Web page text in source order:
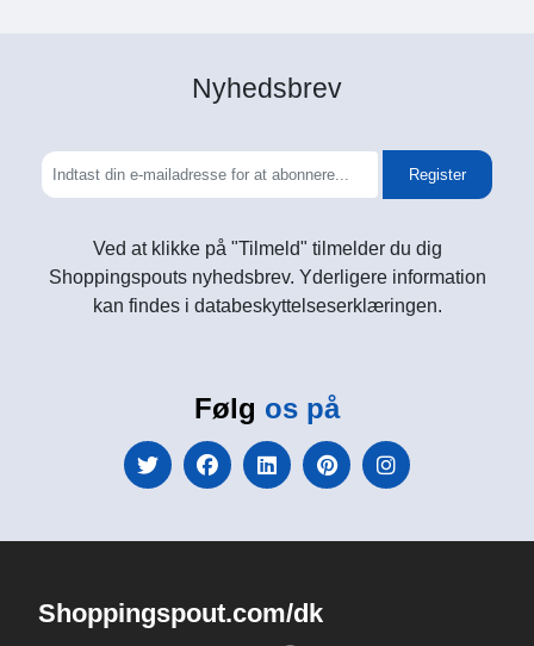
Nyhedsbrev
Register
Ved at klikke på "Tilmeld" tilmelder du dig
Shoppingspouts nyhedsbrev. Yderligere information
kan findes i databeskyttelseserklæringen.
Følg os på
Shoppingspout.com/dk